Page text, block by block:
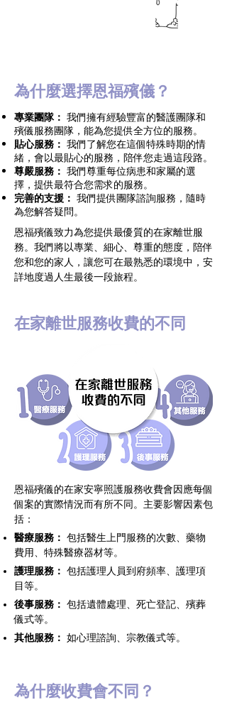
為什麼選擇恩福殯儀？
專業團隊： 我們擁有經驗豐富的醫護團隊和
殯儀服務團隊，能為您提供全方位的服務。
貼心服務： 我們了解您在這個特殊時期的情
緒，會以最貼心的服務，陪伴您走過這段路。
尊嚴服務： 我們尊重每位病患和家屬的選
擇，提供最符合您需求的服務。
完善的支援： 我們提供團隊諮詢服務，隨時
為您解答疑問。
恩福殯儀致力為您提供最優質的在家離世服
務。我們將以專業、細心、尊重的態度，陪伴
您和您的家人，讓您可在最熟悉的環境中，安
詳地度過人生最後一段旅程。
在家離世服務收費的不同
恩福殯儀的在家安寧照護服務收費會因應每個
個案的實際情況而有所不同。主要影響因素包
括：
醫療服務： 包括醫生上門服務的次數、藥物
費用、特殊醫療器材等。
護理服務： 包括護理人員到府頻率、護理項
目等。
後事服務： 包括遺體處理、死亡登記、殯葬
儀式等。
其他服務： 如心理諮詢、宗教儀式等。
為什麼收費會不同？